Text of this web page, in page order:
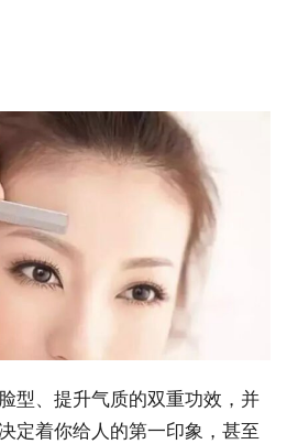
型、提升气质的双重功效，并
定着你给人的第一印象，甚至